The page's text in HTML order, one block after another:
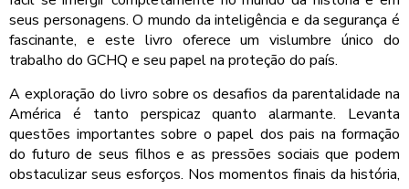
seus personagens. O mundo da inteligência e da segurança é
fascinante, e este livro oferece um vislumbre único do
trabalho do GCHQ e seu papel na proteção do país.
A exploração do livro sobre os desafios da parentalidade na
América é tanto perspicaz quanto alarmante. Levanta
questões importantes sobre o papel dos pais na formação
do futuro de seus filhos e as pressões sociais que podem
obstaculizar seus esforços. Nos momentos finais da história,